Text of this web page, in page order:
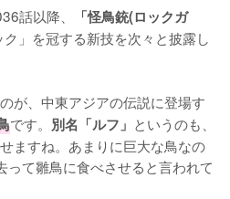
話以降、
「怪鳥銃(ロックガ
」を冠する新技を次々と披露し
が、中東アジアの伝説に登場す
です。 別名「ルフ」 というのも、
ますね。あまりに巨大な鳥なの
って雛鳥に食べさせると言われて